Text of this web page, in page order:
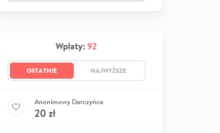
Wpłaty: 92
OSTATNIE NAJWYŻSZE
Anonimowy Darczyńca
20 zł